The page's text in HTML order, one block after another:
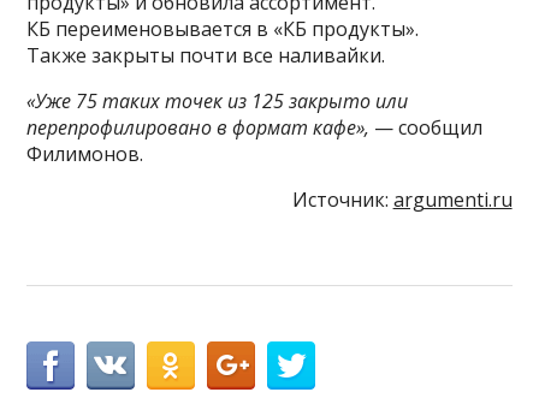
КБ переименовывается в «КБ продукты».
Также закрыты почти все наливайки.
«Уже 75 таких точек из 125 закрыто или
перепрофилировано в формат кафе», — сообщил
Филимонов.
Источник: argumenti.ru